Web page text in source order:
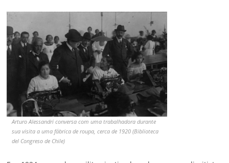
Arturo Alessandri conversa com uma trabalhadora durante
sua visita a uma fábrica de roupa, cerca de 1920 (Biblioteca
del Congreso de Chile)